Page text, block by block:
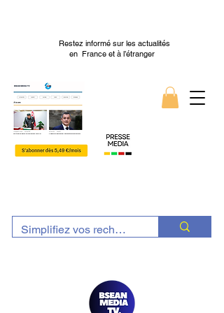
Restez informé sur les actualités
en France et à l’étranger